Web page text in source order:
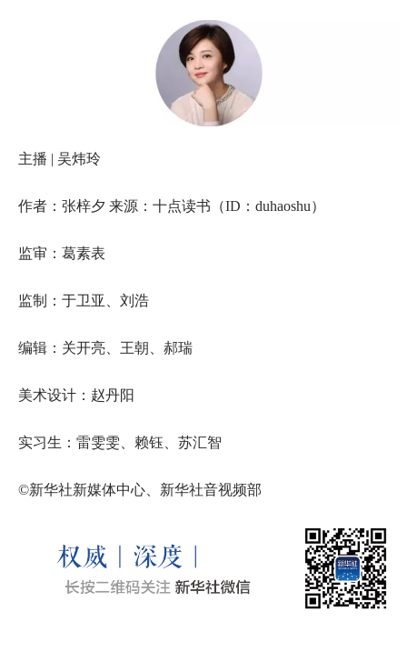
主播 | 吴炜玲
作者：张梓夕 来源：十点读书（ID：duhaoshu）
监审：葛素表
监制：于卫亚、刘浩
编辑：关开亮、王朝、郝瑞
美术设计：赵丹阳
实习生：雷雯雯、赖钰、苏汇智
©新华社新媒体中心、新华社音视频部